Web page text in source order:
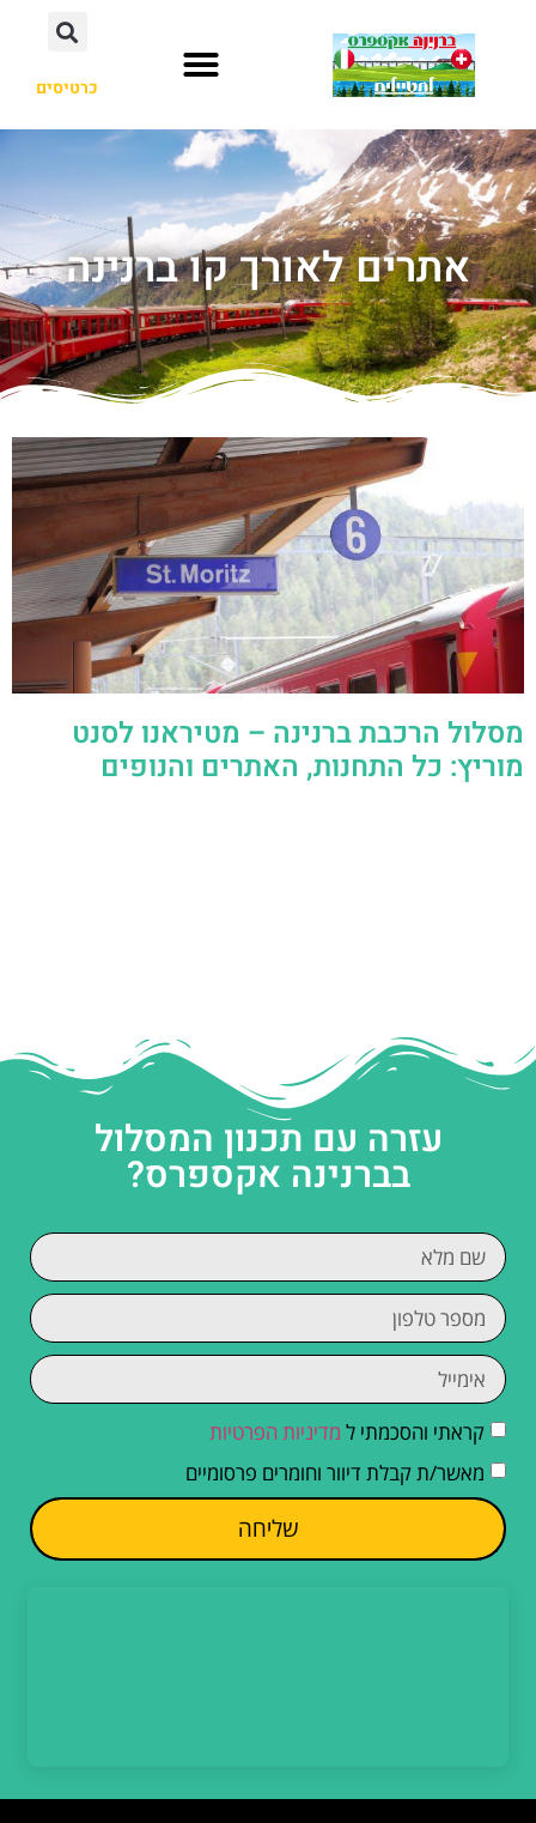
כרטיסים
אתרים לאורך קו ברנינה
מסלול הרכבת ברנינה – מטיראנו לסנט
מוריץ: כל התחנות, האתרים והנופים
עזרה עם תכנון המסלול
בברנינה אקספרס?
קראתי והסכמתי ל מדיניות הפרטיות
מאשר/ת קבלת דיוור וחומרים פרסומיים
שליחה